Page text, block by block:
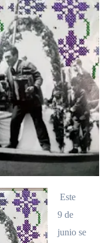
Este
9 de
junio se